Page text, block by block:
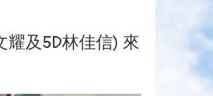
及5D林佳信) 來